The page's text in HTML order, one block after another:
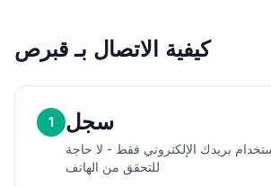
كيفية الاتصال بـ قبرص
1 سجل
بريدك الإلكتروني فقط - لا حاجة
للتحقق من الهاتف